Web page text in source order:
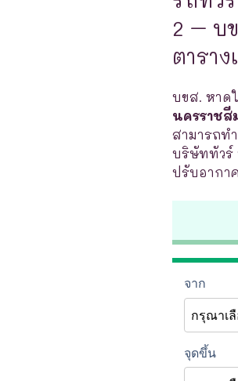
2 – บ
ตารา
บขส. หาด
นครราชสี
สามารถท
บริษัททัวร์
ปรับอากา